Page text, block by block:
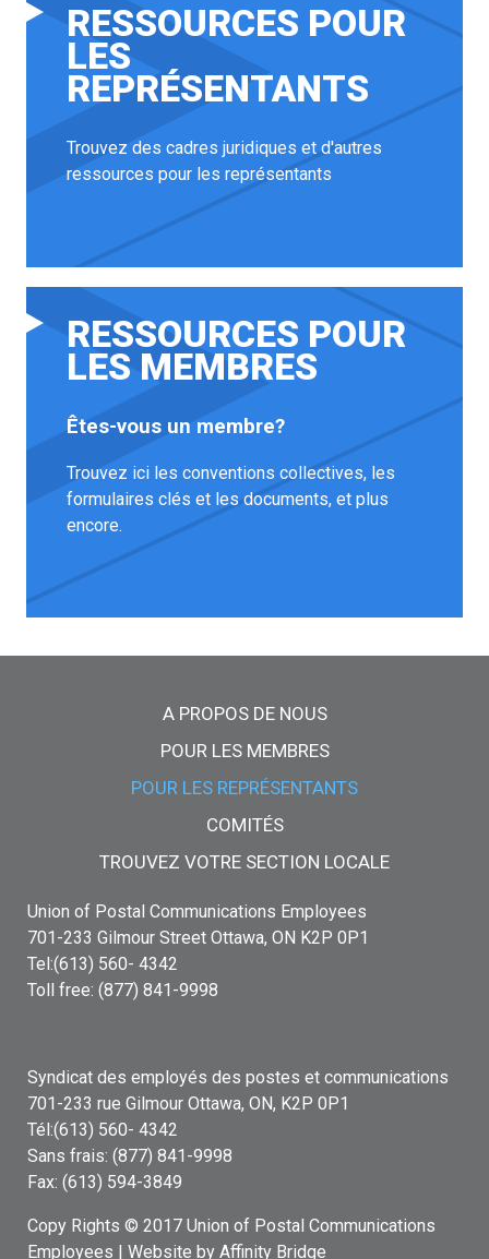
RESSOURCES POUR
LES
REPRÉSENTANTS
Trouvez des cadres juridiques et d'autres
ressources pour les représentants
RESSOURCES POUR
LES MEMBRES
Êtes-vous un membre?
Trouvez ici les conventions collectives, les
formulaires clés et les documents, et plus
encore.
A PROPOS DE NOUS
POUR LES MEMBRES
POUR LES REPRÉSENTANTS
COMITÉS
TROUVEZ VOTRE SECTION LOCALE
Union of Postal Communications Employees
701-233 Gilmour Street Ottawa, ON K2P 0P1
Tel:(613) 560- 4342
Toll free: (877) 841-9998
Syndicat des employés des postes et communications
701-233 rue Gilmour Ottawa, ON, K2P 0P1
Tél:(613) 560- 4342
Sans frais: (877) 841-9998
Fax: (613) 594-3849
Copy Rights © 2017 Union of Postal Communications
Employees | Website by Affinity Bridge